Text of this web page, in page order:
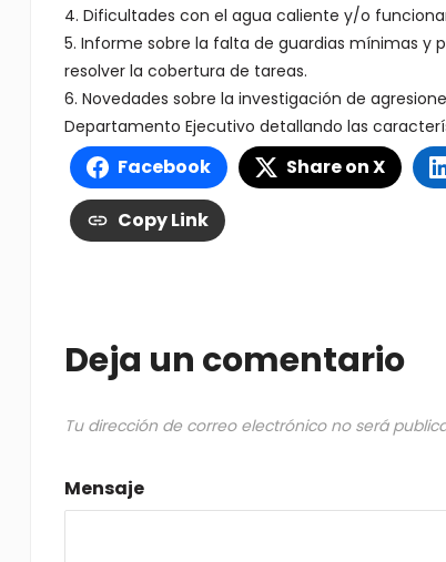
4. Dificultades con el agua caliente y/o
5. Informe sobre la falta de guardias mínimas y
resolver la cobertura de tareas.
6. Novedades sobre la investigación de
Departamento Ejecutivo detallando las
Facebook Share on X
Copy Link
Deja un comentario
Tu dirección de correo electrónico no será
Mensaje